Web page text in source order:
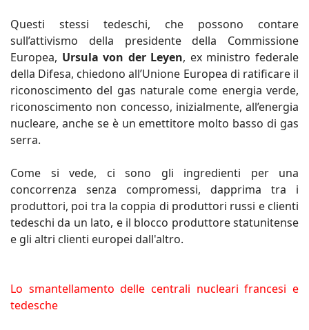
Questi stessi tedeschi, che possono contare
sull’attivismo della presidente della Commissione
Europea, Ursula von der Leyen, ex ministro federale
della Difesa, chiedono all’Unione Europea di ratificare il
riconoscimento del gas naturale come energia verde,
riconoscimento non concesso, inizialmente, all’energia
nucleare, anche se è un emettitore molto basso di gas
serra.
Come si vede, ci sono gli ingredienti per una
concorrenza senza compromessi, dapprima tra i
produttori, poi tra la coppia di produttori russi e clienti
tedeschi da un lato, e il blocco produttore statunitense
e gli altri clienti europei dall'altro.
Lo smantellamento delle centrali nucleari francesi e
tedesche